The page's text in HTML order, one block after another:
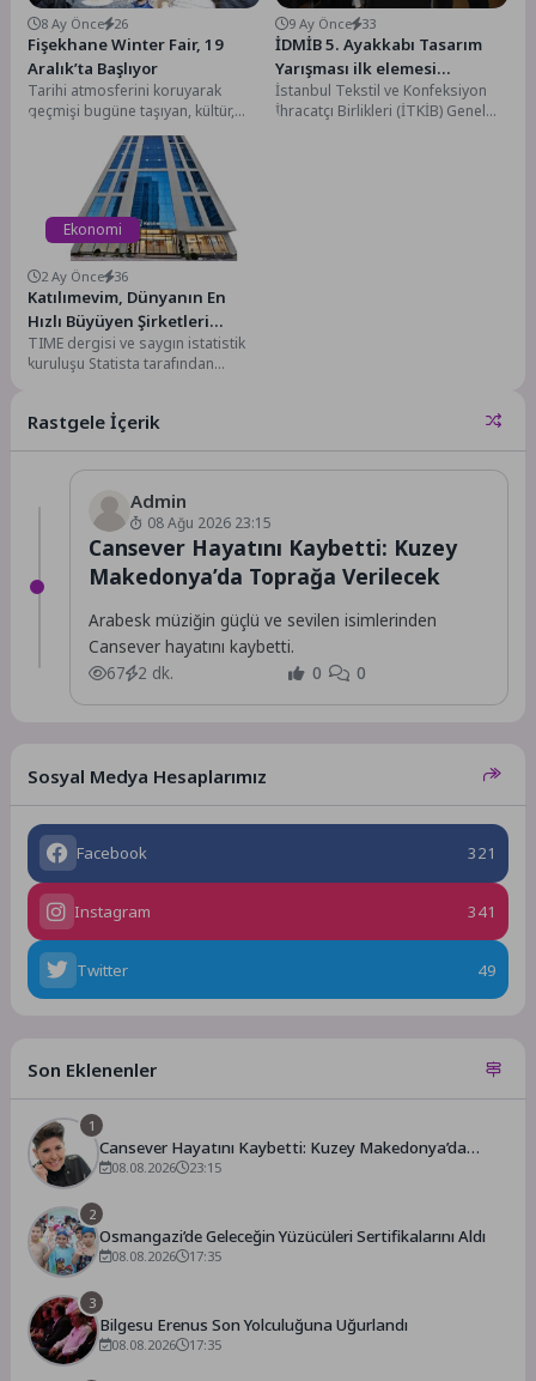
8 Ay Önce 26
Fişekhane Winter Fair, 19
Aralık’ta Başlıyor
Tarihi atmosferini koruyarak
geçmişi bugüne taşıyan, kültür,
sanat, gastronomi ve yaşamı bir
araya getiren, Özak...
9 Ay Önce 33
İDMİB 5. Ayakkabı Tasarım
Yarışması ilk elemesi
gerçekleşti
İstanbul Tekstil ve Konfeksiyon
İhracatçı Birlikleri (İTKİB) Genel
Ekonomi
2 Ay Önce 36
Katılımevim, Dünyanın En
Hızlı Büyüyen Şirketleri
Arasında İlk 50’de.
TIME dergisi ve saygın istatistik
kuruluşu Statista tarafından
Büyüme...
Rastgele İçerik
Admin
08 Ağu 2026 23:15
Cansever Hayatını Kaybetti: Kuzey
Makedonya’da Toprağa Verilecek
Arabesk müziğin güçlü ve sevilen isimlerinden
Cansever hayatını kaybetti.
67
2 dk. 0 0
Sosyal Medya Hesaplarımız
Facebook 321
Instagram 341
Twitter 49
Son Eklenenler
1
Cansever Hayatını Kaybetti: Kuzey Makedonya’da
Toprağa Verilecek
08.08.2026 23:15
2
Osmangazi’de Geleceğin Yüzücüleri Sertifikalarını Aldı
08.08.2026 17:35
3
Bilgesu Erenus Son Yolculuğuna Uğurlandı
08.08.2026 17:35